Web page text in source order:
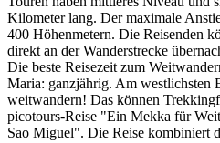
Kilometer lang. Der maximale
400 Höhenmetern. Die Reisenden
direkt an der Wanderstrecke
Die beste Reisezeit zum
Maria: ganzjährig. Am westlichsten
weitwandern! Das können
picotours-Reise "Ein Mekka für
Sao Miguel". Die Reise kombiniert